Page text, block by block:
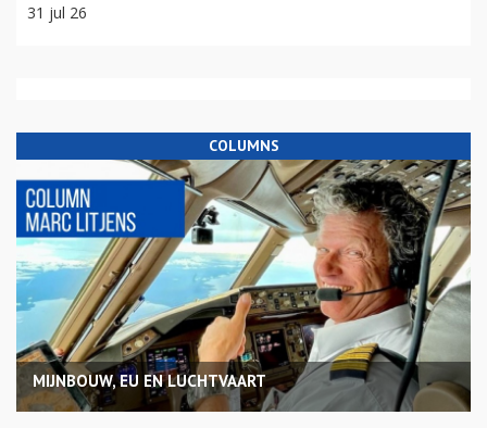
31 jul 26
COLUMNS
MIJNBOUW, EU EN LUCHTVAART